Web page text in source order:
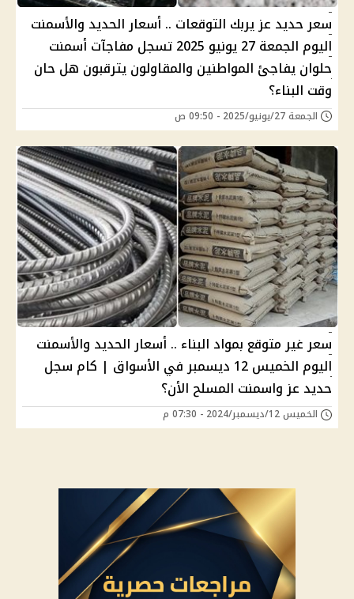
سعر حديد عز يربك التوقعات .. أسعار الحديد والأسمنت
اليوم الجمعة 27 يونيو 2025 تسجل مفاجآت أسمنت
حلوان يفاجئ المواطنين والمقاولون يترقبون هل حان
وقت البناء؟
الجمعة 27/يونيو/2025 - 09:50 ص
سعر غير متوقع بمواد البناء .. أسعار الحديد والأسمنت
اليوم الخميس 12 ديسمبر في الأسواق | كام سجل
حديد عز واسمنت المسلح الأن؟
الخميس 12/ديسمبر/2024 - 07:30 م